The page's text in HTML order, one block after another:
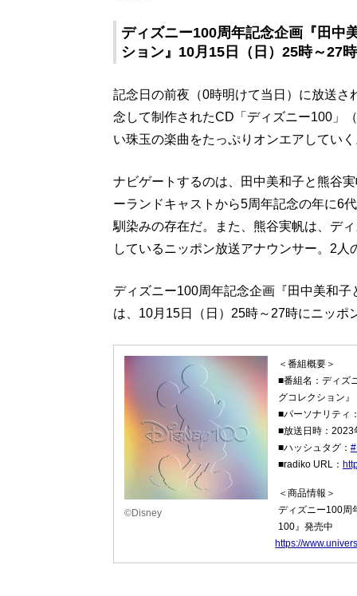
ディズニー100周年記念企画『田中
ション』10月15日（日）25時～27
記念日の前夜（0時明けて当日）に放送
念して制作されたCD「ディズニー100」
い珠玉の楽曲をたっぷりオンエアしてい
ナビゲートするのは、田中美和子と熊谷
ーランドキャストから5周年記念の年に6
馴染みの存在だ。また、熊谷実帆は、デ
しているニッポン放送アナウンサー。2
ディズニー100周年記念企画『田中美和
は、10月15日（日）25時～27時にニッポ
©Disney
＜番組概要＞
■番組名：ディズ
グコレクション』
■パーソナリティ
■放送日時：2023
■ハッシュタグ：
■radiko URL：
＜商品情報＞
ディズニー100周
100』発売中
https://